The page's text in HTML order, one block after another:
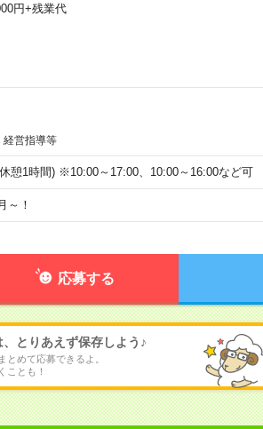
円+残業代
経営指導等
憩1時間) ※10:00～17:00、10:00～16:00など可
～！
応募する
、とりあえず保存しよう♪
とめて応募できるよ。
ことも！